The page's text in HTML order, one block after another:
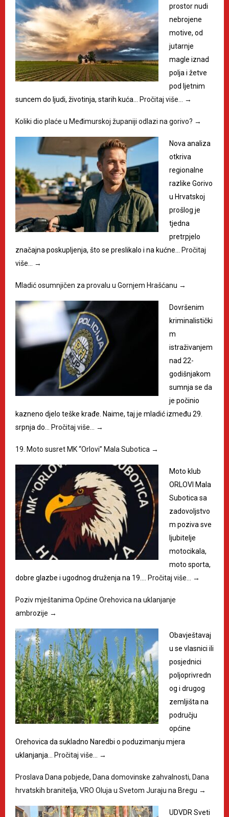
prostor nudi
nebrojene
motive, od
jutarnje
magle iznad
polja i žetve
pod ljetnim
suncem do ljudi, životinja, starih kuća…
Pročitaj više… →
Koliki dio plaće u Međimurskoj županiji odlazi na gorivo? →
Nova analiza
otkriva
regionalne
razlike Gorivo
u Hrvatskoj
prošlog je
tjedna
pretrpjelo
značajna poskupljenja, što se preslikalo i na kućne…
Pročitaj
više…
→
Mladić osumnjičen za provalu u Gornjem Hrašćanu →
Dovršenim
kriminalistički
m
istraživanjem
nad 22-
godišnjakom
sumnja se da
je počinio
kazneno djelo teške krađe. Naime, taj je mladić između 29.
srpnja do…
Pročitaj više… →
19. Moto susret MK “Orlovi” Mala Subotica →
Moto klub
ORLOVI Mala
Subotica sa
zadovoljstvo
m poziva sve
ljubitelje
motocikala,
moto sporta,
dobre glazbe i ugodnog druženja na 19.…
Pročitaj više… →
Poziv mještanima Općine Orehovica na uklanjanje
ambrozije →
Obavještavaj
u se vlasnici ili
posjednici
poljoprivredn
og i drugog
zemljišta na
području
općine
Orehovica da sukladno Naredbi o poduzimanju mjera
uklanjanja…
Pročitaj više… →
Proslava Dana pobjede, Dana domovinske zahvalnosti, Dana
hrvatskih branitelja, VRO Oluja u Svetom Juraju na Bregu →
UDVDR Sveti